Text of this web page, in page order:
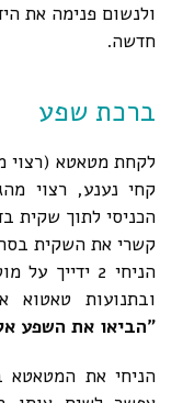
ולנשום פנימה את
חדשה.
ברכת שפע
לקחת מטאטא (רצוי
קחי נענע, רצוי
הכניסי לתוך שקית
קשרי את השקית
הניחי 2
ובתנועות
"הביאו את השפע
הניחי את המטאטא